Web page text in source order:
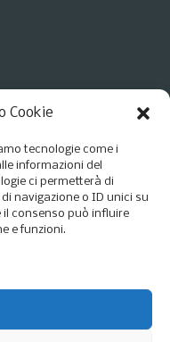
Cookie
tecnologie come i
informazioni del
ci permetterà di
navigazione o ID unici su
consenso può influire
e funzioni.
*